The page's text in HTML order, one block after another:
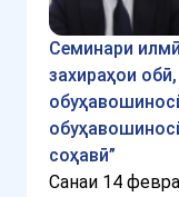
Семинари
захираҳои
соҳавӣ”
Санаи 14